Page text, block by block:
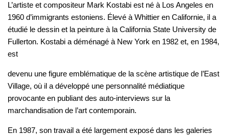
L’artiste et compositeur Mark Kostabi est né à Los Angeles en
1960 d’immigrants estoniens. Élevé à Whittier en Californie, il a
étudié le dessin et la peinture à la California State University de
Fullerton. Kostabi a déménagé à New York en 1982 et, en 1984,
est
devenu une figure emblématique de la scène artistique de l’East
Village, où il a développé une personnalité médiatique
provocante en publiant des auto-interviews sur la
marchandisation de l’art contemporain.
En 1987, son travail a été largement exposé dans les galeries